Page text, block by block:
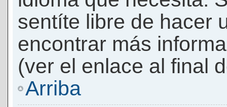
sentíte libre de hacer
encontrar más
(ver el enlace al final
Arriba